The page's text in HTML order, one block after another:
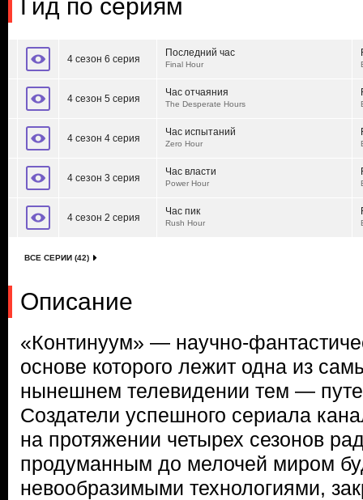
Гид по сериям
4 сезон 6 серия
Последний час
Final Hour
4 сезон 5 серия
Час отчаяния
The Desperate Hours
4 сезон 4 серия
Час испытаний
Zero Hour
4 сезон 3 серия
Час власти
Power Hour
4 сезон 2 серия
Час пик
Rush Hour
ВСЕ СЕРИИ (42)
Описание
«Континуум» — научно-
основе которого лежит одна из
нынешнем телевидении тем —
Создатели успешного сериала
на протяжении четырех сезонов
продуманным до мелочей миром
невообразимыми технологиями,